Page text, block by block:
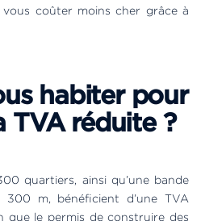
vous coûter moins cher grâce à
habiter pour
TVA réduite ?
quartiers, ainsi qu’une bande
m, bénéficient d’une TVA
que le permis de construire des